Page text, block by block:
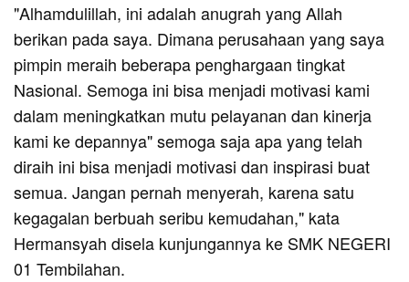
"Alhamdulillah, ini adalah anugrah yang Allah
berikan pada saya. Dimana perusahaan yang saya
pimpin meraih beberapa penghargaan tingkat
Nasional. Semoga ini bisa menjadi motivasi kami
dalam meningkatkan mutu pelayanan dan kinerja
kami ke depannya" semoga saja apa yang telah
diraih ini bisa menjadi motivasi dan inspirasi buat
semua. Jangan pernah menyerah, karena satu
kegagalan berbuah seribu kemudahan," kata
Hermansyah disela kunjungannya ke SMK NEGERI
01 Tembilahan.